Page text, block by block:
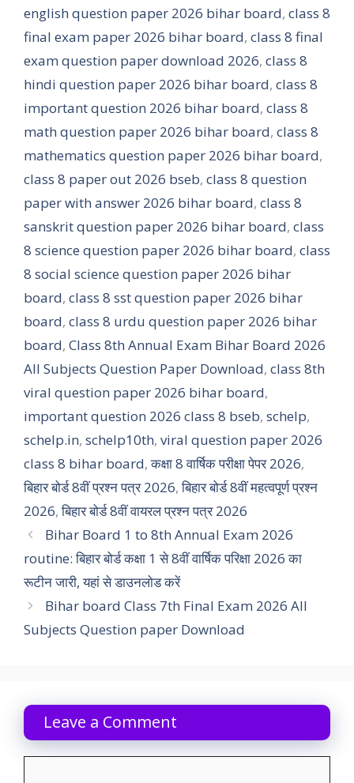
english question paper 2026 bihar board, class 8
final exam paper 2026 bihar board, class 8 final
exam question paper download 2026, class 8
hindi question paper 2026 bihar board, class 8
important question 2026 bihar board, class 8
math question paper 2026 bihar board, class 8
mathematics question paper 2026 bihar board,
class 8 paper out 2026 bseb, class 8 question
paper with answer 2026 bihar board, class 8
sanskrit question paper 2026 bihar board, class
8 science question paper 2026 bihar board, class
8 social science question paper 2026 bihar
board, class 8 sst question paper 2026 bihar
board, class 8 urdu question paper 2026 bihar
board, Class 8th Annual Exam Bihar Board 2026
All Subjects Question Paper Download, class 8th
viral question paper 2026 bihar board,
important question 2026 class 8 bseb, schelp,
schelp.in, schelp10th, viral question paper 2026
class 8 bihar board,कक्षा 8 वार्षिक परीक्षा पेपर 2026,
बिहार बोर्ड 8वीं प्रश्न पत्र 2026,बिहार बोर्ड 8वीं महत्वपूर्ण प्रश्न
2026,बिहार बोर्ड 8वीं वायरल प्रश्न पत्र 2026
Bihar Board 1 to 8th Annual Exam 2026
routine: बिहार बोर्ड कक्षा 1 से 8वीं वार्षिक परिक्षा 2026 का
रूटीन जारी, यहां से डाउनलोड करें
Bihar board Class 7th Final Exam 2026 All
Subjects Question paper Download
Leave a Comment